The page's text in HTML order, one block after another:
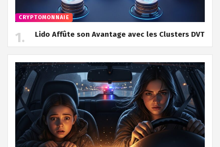
CRYPTOMONNAIE
Lido Affûte son Avantage avec les Clusters DVT